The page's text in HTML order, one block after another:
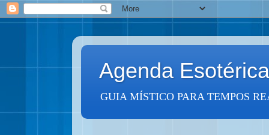
Agenda Esotérica
GUIA MÍSTICO PARA TEMPOS